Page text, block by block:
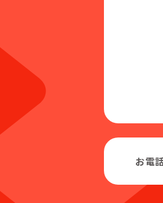
お電